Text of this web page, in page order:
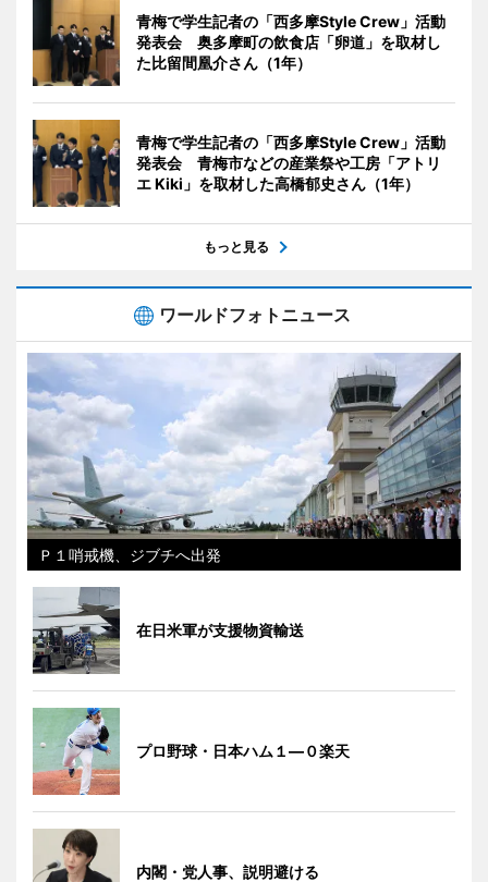
青梅で学生記者の「西多摩Style Crew」活動
発表会 奥多摩町の飲食店「卵道」を取材し
た比留間凰介さん（1年）
青梅で学生記者の「西多摩Style Crew」活動
発表会 青梅市などの産業祭や工房「アトリ
エ Kiki」を取材した高橋郁史さん（1年）
もっと見る
ワールドフォトニュース
Ｐ１哨戒機、ジブチへ出発
在日米軍が支援物資輸送
プロ野球・日本ハム１―０楽天
内閣・党人事、説明避ける